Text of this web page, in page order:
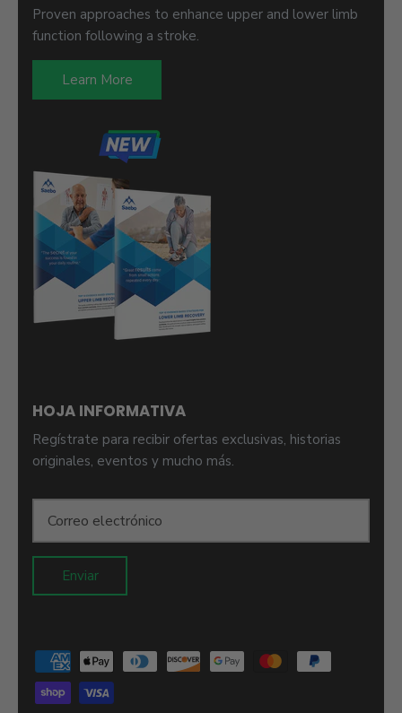
Proven approaches to enhance upper and lower limb
function following a stroke.
Learn More
HOJA INFORMATIVA
Regístrate para recibir ofertas exclusivas, historias
originales, eventos y mucho más.
Enviar